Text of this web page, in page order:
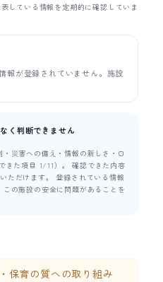
している情報を定期的に確認していま
報が登録されていません。施設
く判断できません
災害への備え・情報の新しさ・口
きた項目 1/11）。 確認できた内容
ただけます。 登録されている情報
の施設の安全に問題があることを
保育の質への取り組み